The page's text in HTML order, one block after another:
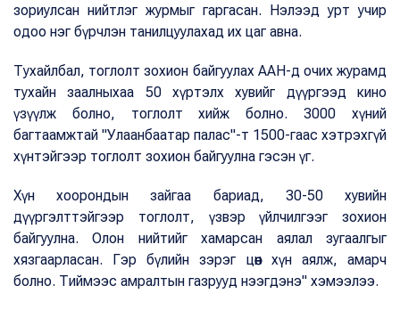
зориулсан нийтлэг журмыг гаргасан. Нэлээд урт учир
одоо нэг бүрчлэн танилцуулахад их цаг авна.
Тухайлбал, тоглолт зохион байгуулах ААН-д очих журамд
тухайн заалныхаа 50 хүртэлх хувийг дүүргээд кино
үзүүлж болно, тоглолт хийж болно. 3000 хүний
багтаамжтай "Улаанбаатар палас"-т 1500-гаас хэтрэхгүй
хүнтэйгээр тоглолт зохион байгуулна гэсэн үг.
Хүн хоорондын зайгаа бариад, 30-50 хувийн
дүүргэлттэйгээр тоглолт, үзвэр үйлчилгээг зохион
байгуулна. Олон нийтийг хамарсан аялал зугаалгыг
хязгаарласан. Гэр бүлийн зэрэг цөөн хүн аялж, амарч
болно. Тиймээс амралтын газрууд нээгдэнэ" хэмээлээ.